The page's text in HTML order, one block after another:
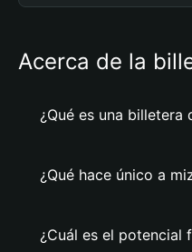
Acerca de la
¿Qué es una billetera
¿Qué hace único a
¿Cuál es el potencial